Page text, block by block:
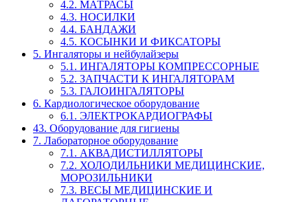
4.2. МАТРАСЫ
4.3. НОСИЛКИ
4.4. БАНДАЖИ
4.5. КОСЫНКИ И ФИКСАТОРЫ
5. Ингаляторы и нейбулайзеры
5.1. ИНГАЛЯТОРЫ КОМПРЕССОРНЫЕ
5.2. ЗАПЧАСТИ К ИНГАЛЯТОРАМ
5.3. ГАЛОИНГАЛЯТОРЫ
6. Кардиологическое оборудование
6.1. ЭЛЕКТРОКАРДИОГРАФЫ
43. Оборудование для гигиены
7. Лабораторное оборудование
7.1. АКВАДИСТИЛЛЯТОРЫ
7.2. ХОЛОДИЛЬНИКИ МЕДИЦИНСКИЕ,
МОРОЗИЛЬНИКИ
7.3. ВЕСЫ МЕДИЦИНСКИЕ И